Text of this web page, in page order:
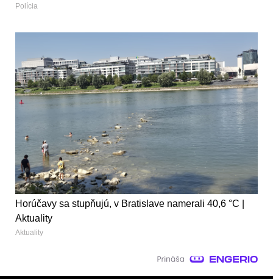
Polícia
Horúčavy sa stupňujú, v Bratislave namerali 40,6 °C |
Aktuality
Aktuality